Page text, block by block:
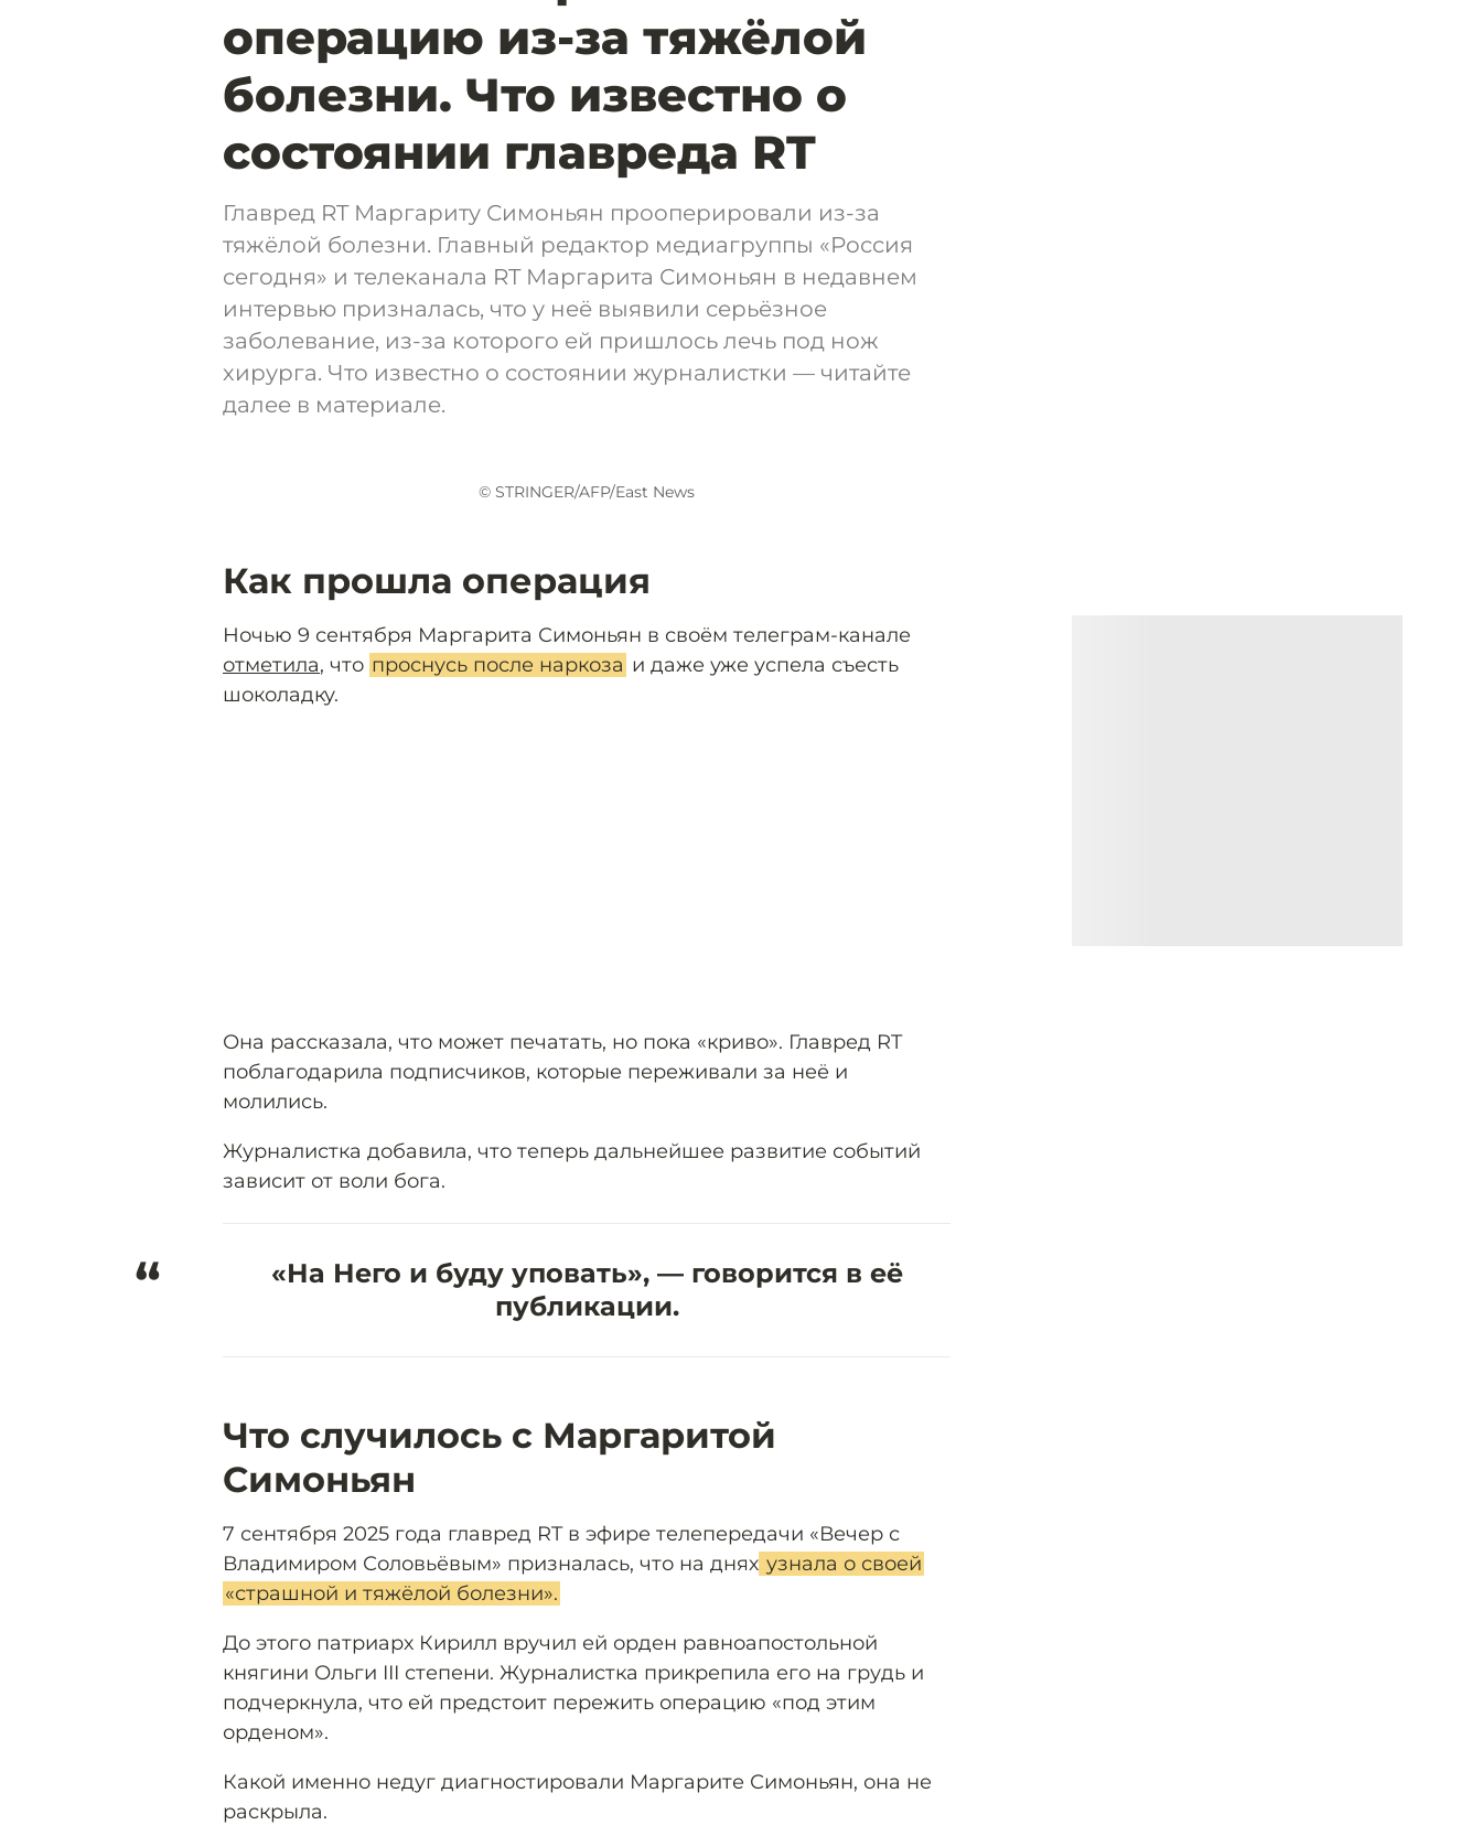
операцию из-за тяжёлой
болезни. Что известно о
состоянии главреда RT
Главред RT Маргариту Симоньян прооперировали из-за
тяжёлой болезни. Главный редактор медиагруппы «Россия
сегодня» и телеканала RT Маргарита Симоньян в недавнем
интервью призналась, что у неё выявили серьёзное
заболевание, из-за которого ей пришлось лечь под нож
хирурга. Что известно о состоянии журналистки — читайте
далее в материале.
© STRINGER/AFP/East News
Как прошла операция
Ночью 9 сентября Маргарита Симоньян в своём телеграм-канале
отметила, что проснусь после наркоза и даже уже успела съесть
шоколадку.
Она рассказала, что может печатать, но пока «криво». Главред RT
поблагодарила подписчиков, которые переживали за неё и
молились.
Журналистка добавила, что теперь дальнейшее развитие событий
зависит от воли бога.
“
«На Него и буду уповать», — говорится в её
публикации.
Что случилось с Маргаритой
Симоньян
7 сентября 2025 года главред RT в эфире телепередачи «Вечер с
Владимиром Соловьёвым» призналась, что на днях узнала о своей
«страшной и тяжёлой болезни».
До этого патриарх Кирилл вручил ей орден равноапостольной
княгини Ольги III степени. Журналистка прикрепила его на грудь и
подчеркнула, что ей предстоит пережить операцию «под этим
орденом».
Какой именно недуг диагностировали Маргарите Симоньян, она не
раскрыла.